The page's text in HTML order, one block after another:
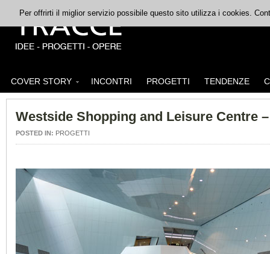
COVER STORY INCONTRI PROGETTI TENDENZE
Westside Shopping and Leisure Centre
POSTED IN: PROGETTI
Per offrirti il miglior servizio possibile questo sito utilizza i cookies.